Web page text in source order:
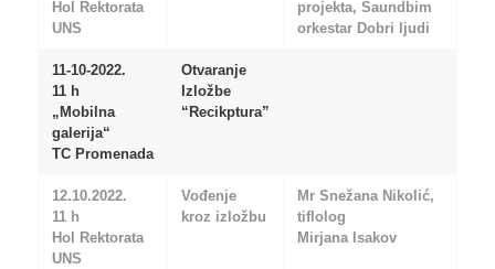
Hol Rektorata
UNS
projekta, Saundbim
orkestar Dobri ljudi
11-10-2022.
11 h
„Mobilna
galerija“
TC Promenada
Otvaranje
Izložbe
“Recikptura”
12.10.2022.
11 h
Hol Rektorata
UNS
Vođenje
kroz izložbu
Mr Snežana Nikolić,
tiflolog
Mirjana Isakov